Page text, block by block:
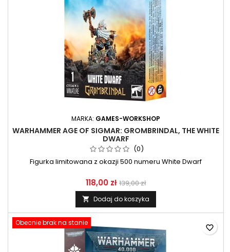
MARKA: GAMES-WORKSHOP
WARHAMMER AGE OF SIGMAR: GROMBRINDAL, THE WHITE
DWARF
(0)
Figurka limitowana z okazji 500 numeru White Dwarf
118,00 zł 139,00 zł
 Dodaj do koszyka
Obecnie brak na stanie
favorite_border